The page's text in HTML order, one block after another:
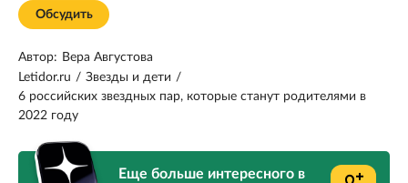
Обсудить
Автор: Вера Августова
Letidor.ru / Звезды и дети /
6 российских звездных пар, которые станут родителями в
2022 году
Еще больше интересного в